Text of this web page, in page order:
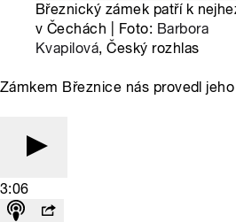
Březnický zámek patří k
v Čechách | Foto: Barbora
Kvapilová, Český rozhlas
Zámkem Březnice nás provedl
3:06